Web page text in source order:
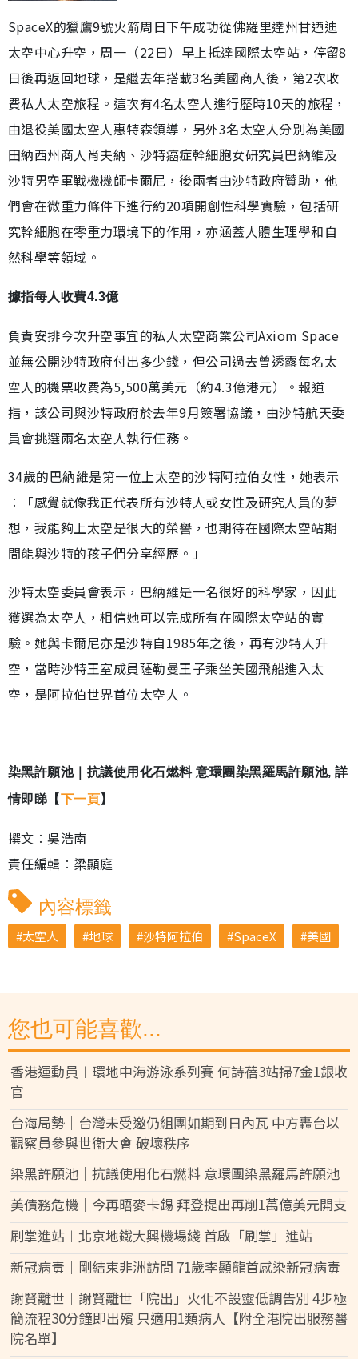
SpaceX的獵鷹9號火箭周日下午成功從佛羅里達州甘迺迪
太空中心升空，周一（22日）早上抵達國際太空站，停留8
日後再返回地球，是繼去年搭載3名美國商人後，第2次收
費私人太空旅程。這次有4名太空人進行歷時10天的旅程，
由退役美國太空人惠特森領導，另外3名太空人分別為美國
田納西州商人肖夫納、沙特癌症幹細胞女研究員巴納維及
沙特男空軍戰機機師卡爾尼，後兩者由沙特政府贊助，他
們會在微重力條件下進行約20項開創性科學實驗，包括研
究幹細胞在零重力環境下的作用，亦涵蓋人體生理學和自
然科學等領域。
據指每人收費4.3億
負責安排今次升空事宜的私人太空商業公司Axiom Space
並無公開沙特政府付出多少錢，但公司過去曾透露每名太
空人的機票收費為5,500萬美元（約4.3億港元）。報道
指，該公司與沙特政府於去年9月簽署協議，由沙特航天委
員會挑選兩名太空人執行任務。
34歲的巴納維是第一位上太空的沙特阿拉伯女性，她表示
︰「感覺就像我正代表所有沙特人或女性及研究人員的夢
想，我能夠上太空是很大的榮譽，也期待在國際太空站期
間能與沙特的孩子們分享經歷。」
沙特太空委員會表示，巴納維是一名很好的科學家，因此
獲選為太空人，相信她可以完成所有在國際太空站的實
驗。她與卡爾尼亦是沙特自1985年之後，再有沙特人升
空，當時沙特王室成員薩勒曼王子乘坐美國飛船進入太
空，是阿拉伯世界首位太空人。
染黑許願池｜抗議使用化石燃料 意環團染黑羅馬許願池, 詳
情即睇【下一頁】
撰文︰吳浩南
責任編輯︰梁顯庭
內容標籤
太空人 地球 沙特阿拉伯 SpaceX 美國
您也可能喜歡...
香港運動員︱環地中海游泳系列賽 何詩蓓3站掃7金1銀收
官
台海局勢｜台灣未受邀仍組團如期到日內瓦 中方轟台以
觀察員參與世衞大會 破壞秩序
染黑許願池｜抗議使用化石燃料 意環團染黑羅馬許願池
美債務危機｜今再晤麥卡錫 拜登提出再削1萬億美元開支
刷掌進站︱北京地鐵大興機場綫 首啟「刷掌」進站
新冠病毒｜剛結束非洲訪問 71歲李顯龍首感染新冠病毒
謝賢離世︱謝賢離世「院出」火化不設靈低調告別 4步極
簡流程30分鐘即出殯 只適用1類病人【附全港院出服務醫
院名單】